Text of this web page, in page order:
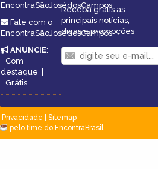
EncontraSãoJosédosCampos
Fale com o
EncontraSãoJosédosCampos
ANUNCIE:
Com
destaque
Grátis
Receba grátis as
principais notícias,
dicas e promoções
Privacidade
Sitemap
pelo time do EncontraBrasil